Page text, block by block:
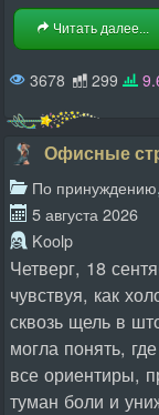
Читать далее...
3678 299
Офисные
По принуждению,
5 августа 2026
Koolp
Четверг, 18
чувствуя, как
сквозь щель в
могла понять,
все ориентиры,
туман боли и